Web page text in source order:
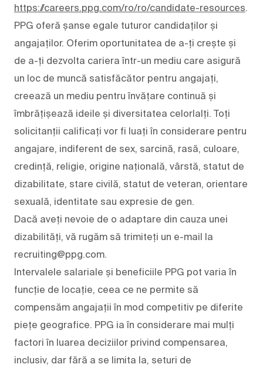
https://careers.ppg.com/ro/ro/candidate-resources.
PPG oferă șanse egale tuturor candidaților și
angajaților. Oferim oportunitatea de a-ți crește și
de a-ți dezvolta cariera într-un mediu care asigură
un loc de muncă satisfăcător pentru angajați,
creează un mediu pentru învățare continuă și
îmbrățișează ideile și diversitatea celorlalți. Toți
solicitanții calificați vor fi luați în considerare pentru
angajare, indiferent de sex, sarcină, rasă, culoare,
credință, religie, origine națională, vârstă, statut de
dizabilitate, stare civilă, statut de veteran, orientare
sexuală, identitate sau expresie de gen.
Dacă aveți nevoie de o adaptare din cauza unei
dizabilități, vă rugăm să trimiteți un e-mail la
recruiting@ppg.com.
Intervalele salariale și beneficiile PPG pot varia în
funcție de locație, ceea ce ne permite să
compensăm angajații în mod competitiv pe diferite
piețe geografice. PPG ia în considerare mai mulți
factori în luarea deciziilor privind compensarea,
inclusiv, dar fără a se limita la, seturi de